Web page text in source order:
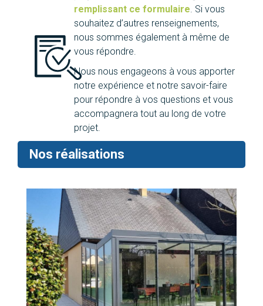
remplissant ce formulaire. Si vous
souhaitez d’autres renseignements,
nous sommes également à même de
vous répondre.
Nous nous engageons à vous apporter
notre expérience et notre savoir-faire
pour répondre à vos questions et vous
accompagnera tout au long de votre
projet.
Nos réalisations